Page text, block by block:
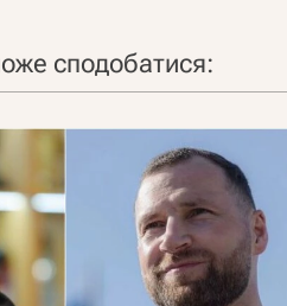
сподобатися: